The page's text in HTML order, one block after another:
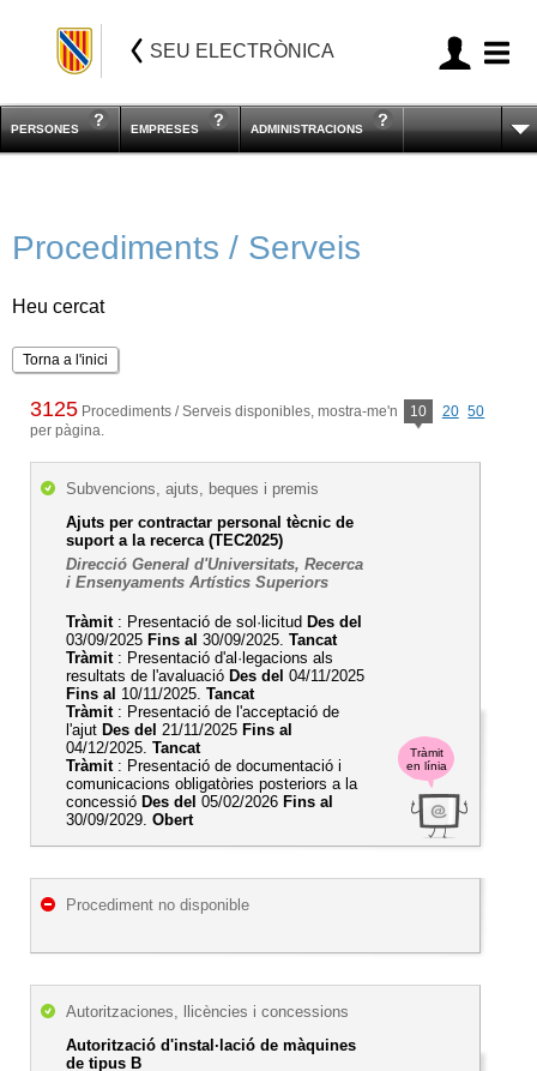
SEU ELECTRÒNICA
PERSONES EMPRESES ADMINISTRACIONS
Procediments / Serveis
Heu cercat
Torna a l'inici
3125 Procediments / Serveis disponibles, mostra-me'n 10 20 50
per pàgina.
Tràmit
en línia
Subvencions, ajuts, beques i premis
Ajuts per contractar personal tècnic de
suport a la recerca (TEC2025)
Direcció General d'Universitats, Recerca
i Ensenyaments Artístics Superiors
Tràmit: Presentació de sol·licitud Des del
03/09/2025 Fins al 30/09/2025. Tancat
Tràmit: Presentació d'al·legacions als
resultats de l'avaluació Des del 04/11/2025
Fins al 10/11/2025. Tancat
Tràmit: Presentació de l'acceptació de
l'ajut Des del 21/11/2025 Fins al
04/12/2025. Tancat
Tràmit: Presentació de documentació i
comunicacions obligatòries posteriors a la
concessió Des del 05/02/2026 Fins al
30/09/2029. Obert
Procediment no disponible
Autoritzaciones, llicències i concessions
Autorització d'instal·lació de màquines
de tipus B